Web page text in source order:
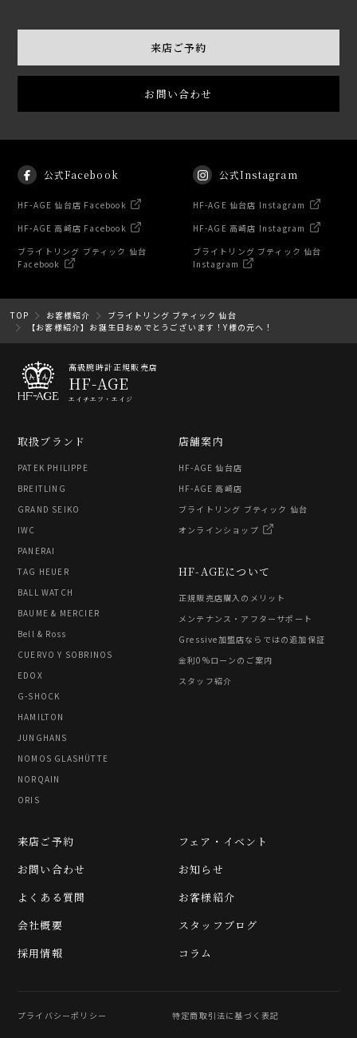
来店ご予約
お問い合わせ
公式Facebook
HF-AGE 仙台店 Facebook
HF-AGE 高崎店 Facebook
ブライトリング ブティック 仙台
Facebook
公式Instagram
HF-AGE 仙台店 Instagram
HF-AGE 高崎店 Instagram
ブライトリング ブティック 仙台
Instagram
TOP お客様紹介
ブライトリング ブティック 仙台
【お客様紹介】お誕生日おめでとうございます！Y様の元へ！
高級腕時計正規販売店
HF-AGE
エイチエフ・エイジ
取扱ブランド
PATEK PHILIPPE
BREITLING
GRAND SEIKO
IWC
PANERAI
TAG HEUER
BALL WATCH
BAUME & MERCIER
Bell & Ross
CUERVO Y SOBRINOS
EDOX
G-SHOCK
HAMILTON
JUNGHANS
NOMOS GLASHÜTTE
NORQAIN
ORIS
HF-AGEについて
正規販売店購入のメリット
メンテナンス・アフターサポート
Gressive加盟店ならではの追加保証
金利0%ローンのご案内
スタッフ紹介
店舗案内
HF-AGE 仙台店
HF-AGE 高崎店
ブライトリング ブティック 仙台
オンラインショップ
フェア・イベント
お知らせ
お客様紹介
スタッフブログ
コラム
来店ご予約
お問い合わせ
よくある質問
会社概要
採用情報
プライバシーポリシー 特定商取引法に基づく表記